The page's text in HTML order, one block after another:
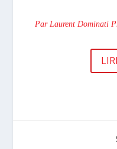
Par Laurent Dominati